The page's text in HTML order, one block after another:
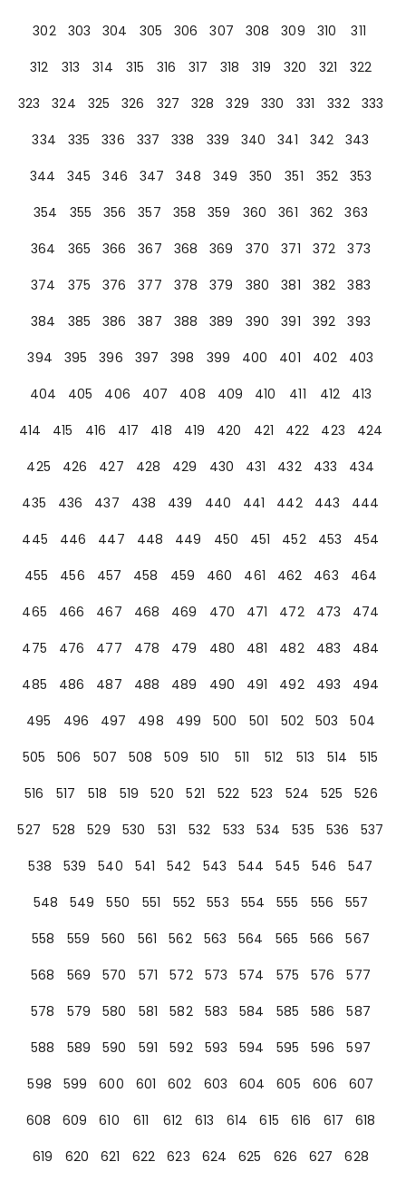
302
303 304 305 306 307 308 309 310
311
312
313 314 315 316 317 318 319 320 321
322
323
324 325 326 327 328 329 330 331 332
333
334
335 336 337 338 339 340 341 342
343
344
345 346 347 348 349 350 351 352
353
354
355 356 357 358 359 360 361 362
363
364
365 366 367 368 369 370 371 372
373
374
375 376 377 378 379 380 381 382
383
384
385 386 387 388 389 390 391 392
393
394
395 396 397 398 399 400 401 402
403
404
405 406 407 408 409 410 411 412
413
414
415 416 417 418 419 420 421 422 423
424
425
426 427 428 429 430 431 432 433
434
435
436 437 438 439 440 441 442 443
444
445
446 447 448 449 450 451 452 453
454
455
456 457 458 459 460 461 462 463
464
465
466 467 468 469 470 471 472 473
474
475
476 477 478 479 480 481 482 483
484
485
486 487 488 489 490 491 492 493
494
495
496 497 498 499 500 501 502 503
504
505
506 507 508 509 510 511 512 513 514
515
516
517 518 519 520 521 522 523 524 525
526
527
528 529 530 531 532 533 534 535 536
537
538
539 540 541 542 543 544 545 546
547
548
549 550 551 552 553 554 555 556
557
558
559 560 561 562 563 564 565 566
567
568
569 570 571 572 573 574 575 576
577
578
579 580 581 582 583 584 585 586
587
588
589 590 591 592 593 594 595 596
597
598
599 600 601 602 603 604 605 606
607
608
609 610 611 612 613 614 615 616 617
618
619
620 621 622 623 624 625 626 627
628